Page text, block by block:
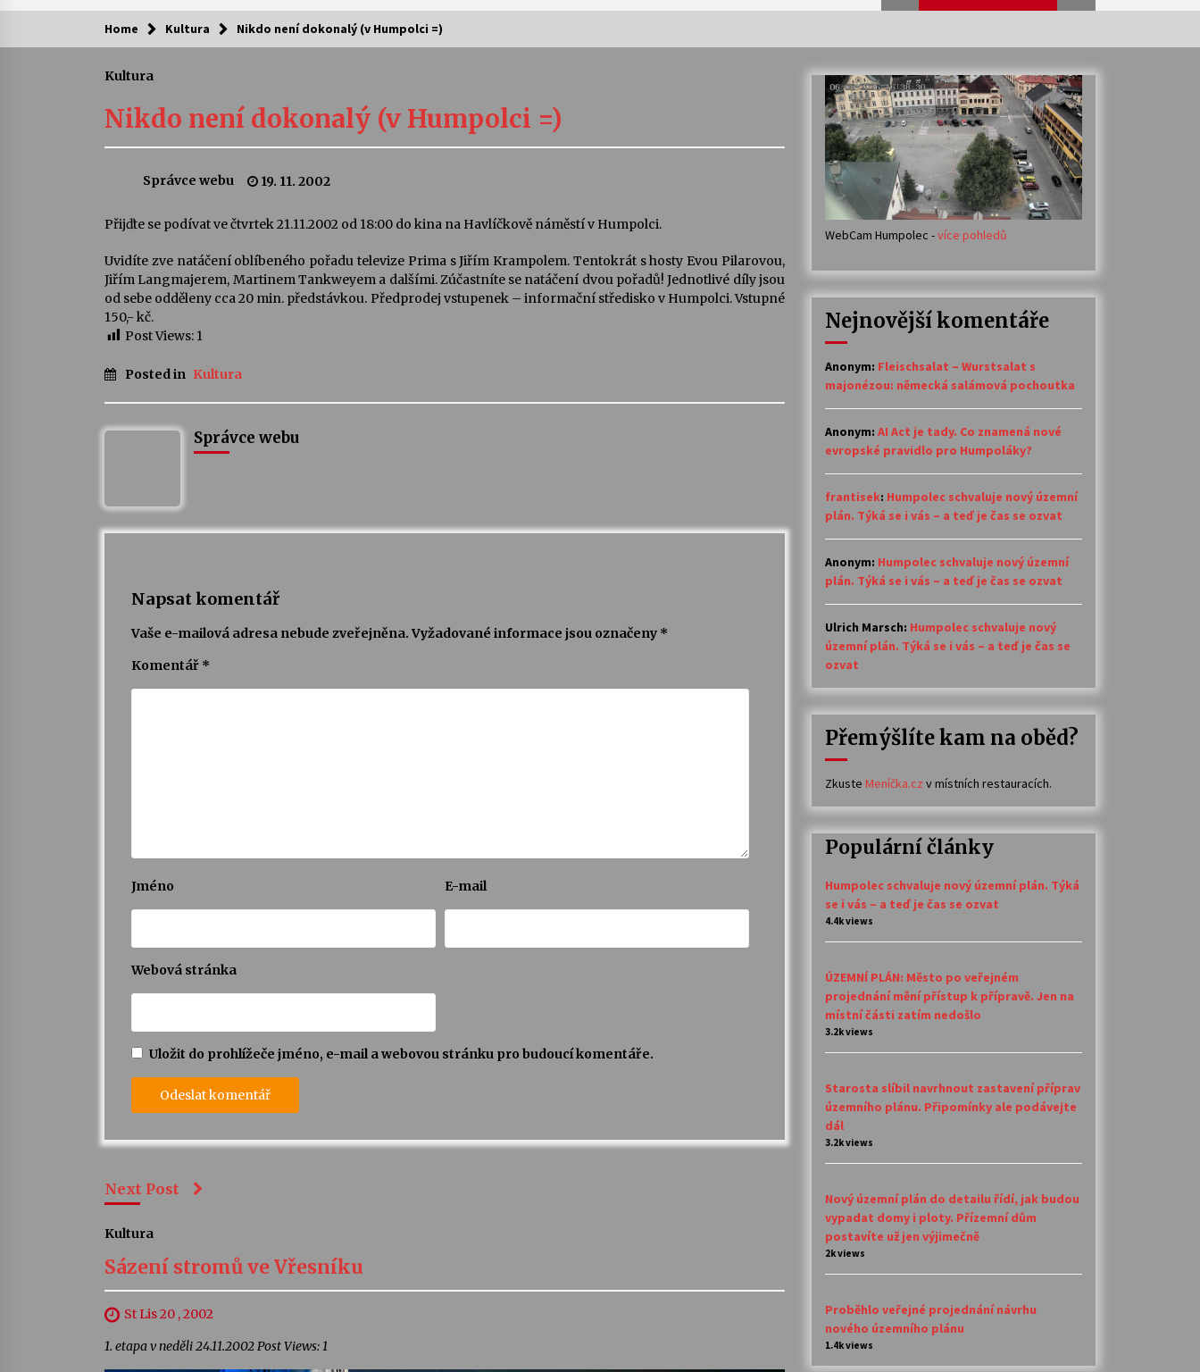
Kam za kulturou?
Camerata a Sukuba Ensemble
4. 8. 2026
Stávám se kapkou
Veselí muzikanti
30. 7. 2026
Pozvánka na integrační festival
Quijotova šedesátka: 28. 7.–1. 8.
28. 7. 2026
Votavžatský ploty
23. 7. 2026
Letní koncerty ve Stromovce: Rufus
Miller
22. 7. 2026
Vysočinka
17. 7. 2026 14. 7. 2026
13. 7. 2026
30. 6. 2026
Home Kultura Nikdo není dokonalý (v Humpolci =)
Kultura
Nikdo není dokonalý (v Humpolci =)
Správce webu 19. 11. 2002
Přijďte se podívat ve čtvrtek 21.11.2002 od 18:00 do kina na Havlíčkově náměstí v Humpolci.
Uvidíte zve natáčení oblíbeného pořadu televize Prima s Jiřím Krampolem. Tentokrát s hosty Evou Pilarovou,
Jiřím Langmajerem, Martinem Tankweyem a dalšími. Zúčastníte se natáčení dvou pořadů! Jednotlivé díly jsou
od sebe odděleny cca 20 min. předstávkou. Předprodej vstupenek – informační středisko v Humpolci. Vstupné
150,- kč.
Post Views: 1
Posted in Kultura
Správce webu
Napsat komentář
Vaše e-mailová adresa nebude zveřejněna. Vyžadované informace jsou označeny *
Komentář *
Jméno E-mail
Webová stránka
Uložit do prohlížeče jméno, e-mail a webovou stránku pro budoucí komentáře.
Next Post
Kultura
Sázení stromů ve Vřesníku
St Lis 20 , 2002
1. etapa v neděli 24.11.2002 Post Views: 1
WebCam Humpolec -více pohledů
Nejnovější komentáře
Anonym: Fleischsalat – Wurstsalat s
majonézou: německá salámová pochoutka
Anonym: AI Act je tady. Co znamená nové
evropské pravidlo pro Humpoláky?
frantisek: Humpolec schvaluje nový územní
plán. Týká se i vás – a teď je čas se ozvat
Anonym: Humpolec schvaluje nový územní
plán. Týká se i vás – a teď je čas se ozvat
Ulrich Marsch: Humpolec schvaluje nový
územní plán. Týká se i vás – a teď je čas se
ozvat
Přemýšlíte kam na oběd?
Zkuste Meníčka.cz v místních restauracích.
Populární články
Humpolec schvaluje nový územní plán. Týká
se i vás – a teď je čas se ozvat
4.4k views
ÚZEMNÍ PLÁN: Město po veřejném
projednání mění přístup k přípravě. Jen na
místní části zatím nedošlo
3.2k views
Starosta slíbil navrhnout zastavení příprav
územního plánu. Připomínky ale podávejte
dál
3.2k views
Nový územní plán do detailu řídí, jak budou
vypadat domy i ploty. Přízemní dům
postavíte už jen výjimečně
2k views
Proběhlo veřejné projednání návrhu
nového územního plánu
1.4k views